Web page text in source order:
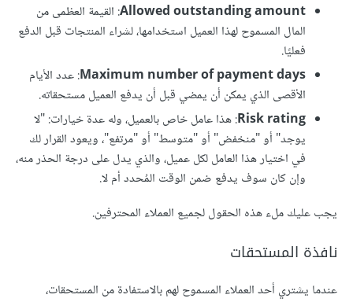
Allowed outstanding amount: القيمة العظمى من
المال المسموح لهذا العميل استخدامها، لشراء المنتجات قبل الدفع
فعليًا.
Maximum number of payment days: عدد الأيام
الأقصى الذي يمكن أن يمضي قبل أن يدفع العميل مستحقاته.
Risk rating: هذا عامل خاص بالعميل، وله عدة خيارات: "لا
يوجد" أو "منخفض" أو "متوسط" أو "مرتفع"، ويعود القرار لك
في اختيار هذا العامل لكل عميل، والذي يدل على درجة الحذر منه،
وإن كان سوف يدفع ضمن الوقت المُحدد أم لا.
يجب عليك ملء هذه الحقول لجميع العملاء المحترفين.
نافذة المستحقات
عندما يشتري أحد العملاء المسموح لهم بالاستفادة من المستحقات،